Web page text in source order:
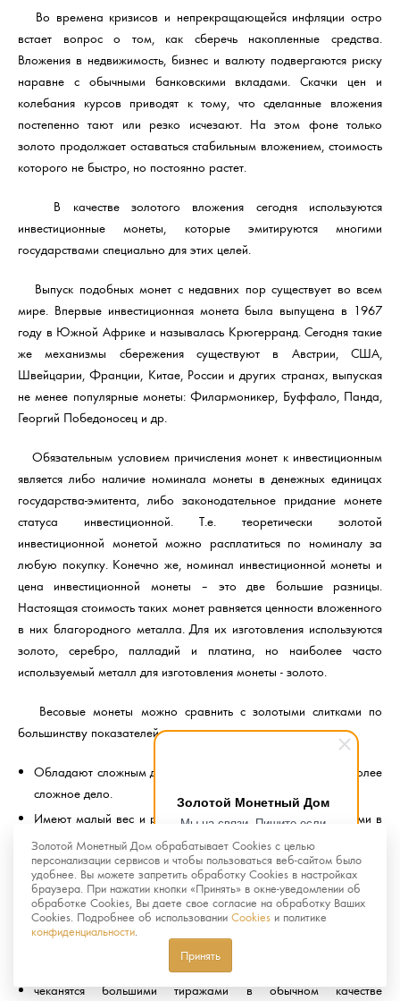
Золотой Монетный Дом
Мы на связи. Пишите если
возникнут любые вопросы.
Рады помочь.
Во времена кризисов и непрекращающейся инфляции остро
встает вопрос о том, как сберечь накопленные средства.
Вложения в недвижимость, бизнес и валюту подвергаются риску
наравне с обычными банковскими вкладами. Скачки цен и
колебания курсов приводят к тому, что сделанные вложения
постепенно тают или резко исчезают. На этом фоне только
золото продолжает оставаться стабильным вложением, стоимость
которого не быстро, но постоянно растет.
В качестве золотого вложения сегодня используются
инвестиционные монеты, которые эмитируются многими
государствами специально для этих целей.
Выпуск подобных монет с недавних пор существует во всем
мире. Впервые инвестиционная монета была выпущена в 1967
году в Южной Африке и называлась Крюгерранд. Сегодня такие
же механизмы сбережения существуют в Австрии, США,
Швейцарии, Франции, Китае, России и других странах, выпуская
не менее популярные монеты: Филармоникер, Буффало, Панда,
Георгий Победоносец и др.
Обязательным условием причисления монет к инвестиционным
является либо наличие номинала монеты в денежных единицах
государства-эмитента, либо законодательное придание монете
статуса инвестиционной. Т.е. теоретически золотой
инвестиционной монетой можно расплатиться по номиналу за
любую покупку. Конечно же, номинал инвестиционной монеты и
цена инвестиционной монеты – это две большие разницы.
Настоящая стоимость таких монет равняется ценности вложенного
в них благородного металла. Для их изготовления используются
золото, серебро, палладий и платина, но наиболее часто
используемый металл для изготовления монеты - золото.
Весовые монеты можно сравнить с золотыми слитками по
большинству показателей, но по сравнению с ними монеты:
Обладают сложным дизайном, подделка монет гораздо более
сложное дело.
Имеют малый вес и размер, что делает их более удобными в
хранении и реализации.
Памятные и инвестиционные монеты отличаются тем, что
вторые:
не пользуются большим спросом у нумизматов
не имеют художественной ценности
чеканятся большими тиражами в обычном качестве
Золотой Монетный Дом обрабатывает Cookies с целью
персонализации сервисов и чтобы пользоваться веб-сайтом было
удобнее. Вы можете запретить обработку Cookies в настройках
браузера. При нажатии кнопки «Принять» в окне-уведомлении об
обработке Cookies, Вы даете свое согласие на обработку Ваших
Cookies. Подробнее об использовании Cookies и политике
конфиденциальности
Принять